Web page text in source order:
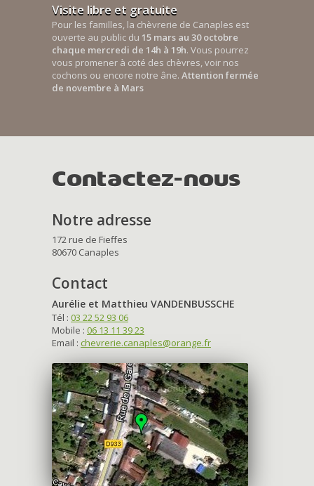
Visite libre et gratuite
Pour les familles, la chèvrerie de Canaples est
ouverte au public du 15 mars au 30 octobre
chaque mercredi de 14h à 19h. Vous pourrez
vous promener à coté des chèvres, voir nos
cochons ou encore notre âne. Attention fermée
de novembre à Mars
Contactez-nous
Notre adresse
172 rue de Fieffes
80670 Canaples
Contact
Aurélie et Matthieu VANDENBUSSCHE
Tél : 03 22 52 93 06
Mobile : 06 13 11 39 23
Email : chevrerie.canaples@orange.fr